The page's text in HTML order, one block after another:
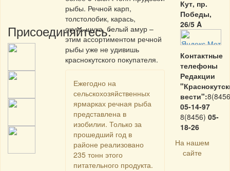
Присоединяйтесь:
рыбы. Речной карп,
толстолобик, карась,
окунь,щука, белый амур –
этим ассортиментом речной
рыбы уже не удивишь
краснокутского покупателя.
Ежегодно на
сельскохозяйственных
ярмарках речная рыба
представлена в
изобилии. Только за
прошедший год в
районе реализовано
235 тонн этого
питательного продукта.
Кут, пр.
Победы,
26/5 A
Контактные
телефоны
Редакции
вести":
05-14-97
8(8456) 05-
18-26
На нашем
сайте